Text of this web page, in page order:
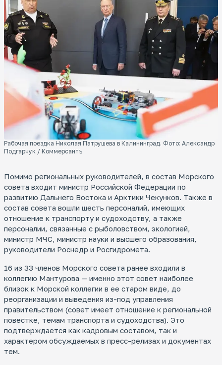
Рабочая поездка Николая Патрушева в Калининград. Фото: Александр
Подгарчук / Коммерсантъ
Помимо региональных руководителей, в состав Морского
совета входит министр Российской Федерации по
развитию Дальнего Востока и Арктики Чекунков. Также в
состав совета вошли шесть персоналий, имеющих
отношение к транспорту и судоходству, а также
персоналии, связанные с рыболовством, экологией,
министр МЧС, министр науки и высшего образования,
руководители Роснедр и Росгидромета.
16 из 33 членов Морского совета ранее входили в
коллегию Мантурова — именно этот совет наиболее
близок к Морской коллегии в ее старом виде, до
реорганизации и выведения из-под управления
правительством (совет имеет отношение к региональной
повестке, темам транспорта и судоходства). Это
подтверждается как кадровым составом, так и
характером обсуждаемых в пресс-релизах и документах
тем.